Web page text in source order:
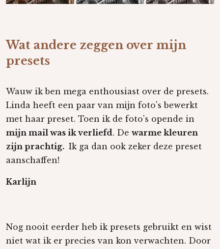
Wat andere zeggen over mijn
presets
Wauw ik ben mega enthousiast over de presets.
Linda heeft een paar van mijn foto's bewerkt
met haar preset. Toen ik de foto's opende in
mijn mail was ik verliefd. De warme kleuren
zijn prachtig. Ik ga dan ook zeker deze preset
aanschaffen!
Karlijn
Nog nooit eerder heb ik presets gebruikt en wist
niet wat ik er precies van kon verwachten. Door